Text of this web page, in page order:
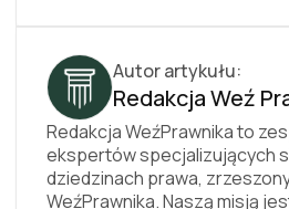
Autor artykułu:
Redakcja Weź
Redakcja WeźPrawnika to
ekspertów specjalizujących
dziedzinach prawa,
WeźPrawnika. Naszą misją